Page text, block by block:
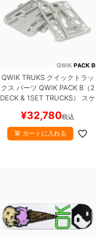
QWIK TRUKSクイックトラッ
クス パーツ QWIK PACK B（2
DECK & 1SET TRUCKS）
スケ
¥32,780税込
カートに入れる